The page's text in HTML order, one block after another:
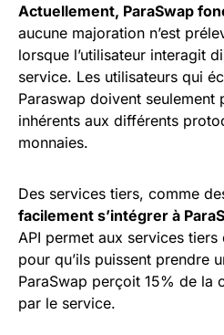
Actuellement, ParaSwap
aucune majoration n’est
lorsque l’utilisateur interagit
service. Les utilisateurs qui
Paraswap doivent seulement
inhérents aux différents
monnaies.
Des services tiers, comme
facilement s’intégrer à
API permet aux services
pour qu’ils puissent prendre
ParaSwap perçoit 15% de la
par le service.